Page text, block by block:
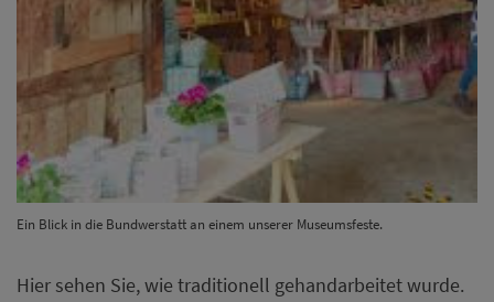
Ein Blick in die Bundwerstatt an einem unserer Museumsfeste.
Hier sehen Sie, wie traditionell gehandarbeitet wurde.